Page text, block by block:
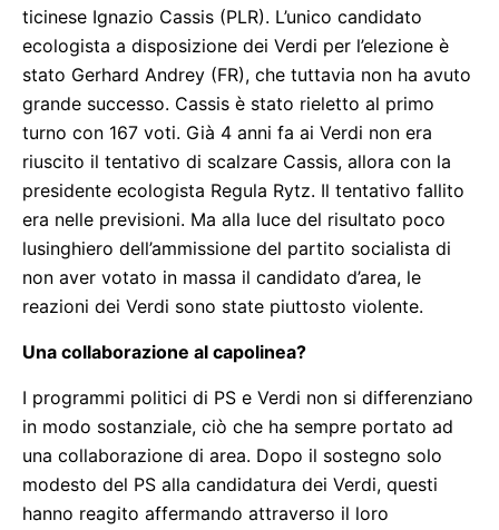
ticinese Ignazio Cassis (PLR). L’unico candidato
ecologista a disposizione dei Verdi per l’elezione è
stato Gerhard Andrey (FR), che tuttavia non ha avuto
grande successo. Cassis è stato rieletto al primo
turno con 167 voti. Già 4 anni fa ai Verdi non era
riuscito il tentativo di scalzare Cassis, allora con la
presidente ecologista Regula Rytz. Il tentativo fallito
era nelle previsioni. Ma alla luce del risultato poco
lusinghiero dell’ammissione del partito socialista di
non aver votato in massa il candidato d’area, le
reazioni dei Verdi sono state piuttosto violente.
Una collaborazione al capolinea?
I programmi politici di PS e Verdi non si differenziano
in modo sostanziale, ciò che ha sempre portato ad
una collaborazione di area. Dopo il sostegno solo
modesto del PS alla candidatura dei Verdi, questi
hanno reagito affermando attraverso il loro